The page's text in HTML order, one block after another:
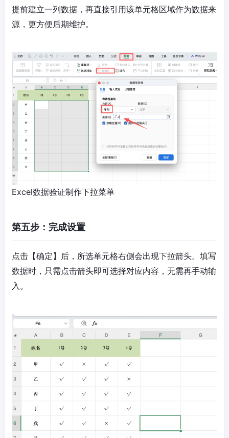
提前建立一列数据，再直接引用该单元格区域作为数据来
源，更方便后期维护。
Excel数据验证制作下拉菜单
第五步：完成设置
点击【确定】后，所选单元格右侧会出现下拉箭头。填写
数据时，只需点击箭头即可选择对应内容，无需再手动输
入。